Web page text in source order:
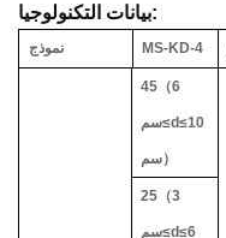
بيانات التكنولوجيا:
نموذج MS-KD-4
45 （6
سم≤d≤10
سم）
25 （3
سم≤d≤6